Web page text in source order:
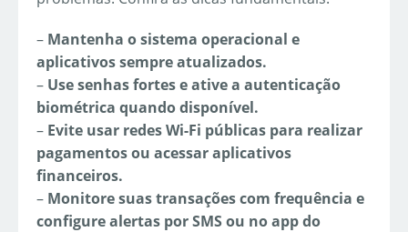
– Mantenha o sistema operacional e
aplicativos sempre atualizados.
– Use senhas fortes e ative a autenticação
biométrica quando disponível.
– Evite usar redes Wi-Fi públicas para realizar
pagamentos ou acessar aplicativos
financeiros.
– Monitore suas transações com frequência e
configure alertas por SMS ou no app do